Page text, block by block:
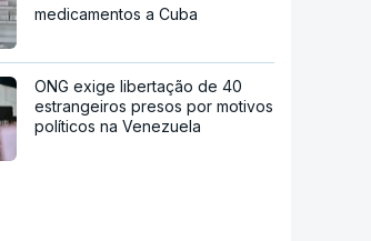
medicamentos a Cuba
ONG exige libertação de 40
estrangeiros presos por motivos
políticos na Venezuela